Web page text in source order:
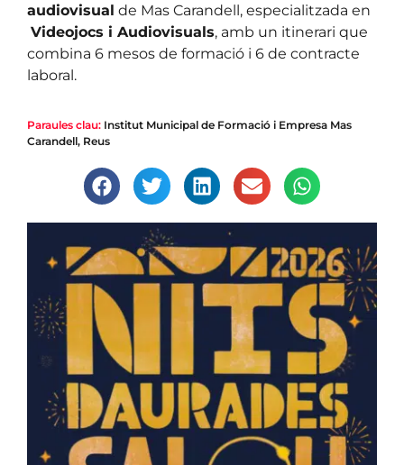
audiovisual de Mas Carandell, especialitzada en
Videojocs i Audiovisuals, amb un itinerari que
combina 6 mesos de formació i 6 de contracte
laboral.
Paraules clau: Institut Municipal de Formació i Empresa Mas
Carandell, Reus